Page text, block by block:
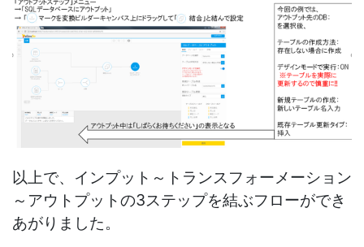
以上で、インプット～トランスフォーメーション
～アウトプットの3ステップを結ぶフローができ
あがりました。